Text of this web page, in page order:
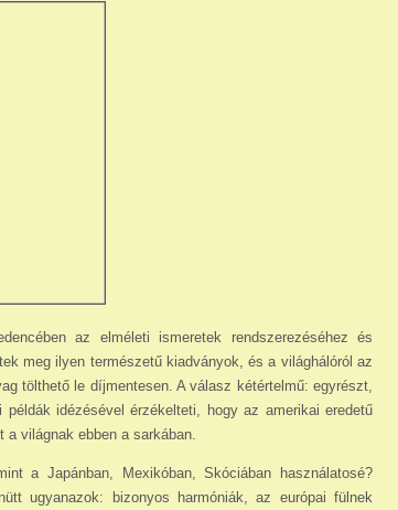
az elméleti ismeretek rendszerezéséhez és
meg ilyen természetű kiadványok, és a világhálóról az
tölthető le díjmentesen. A válasz kétértelmű: egyrészt,
idézésével érzékelteti, hogy az amerikai ere­detű
világnak ebben a sarkában.
a Japánban, Mexikóban, Skó­ciában használatosé?
ugyanazok: bizonyos harmóniák, az európai fülnek